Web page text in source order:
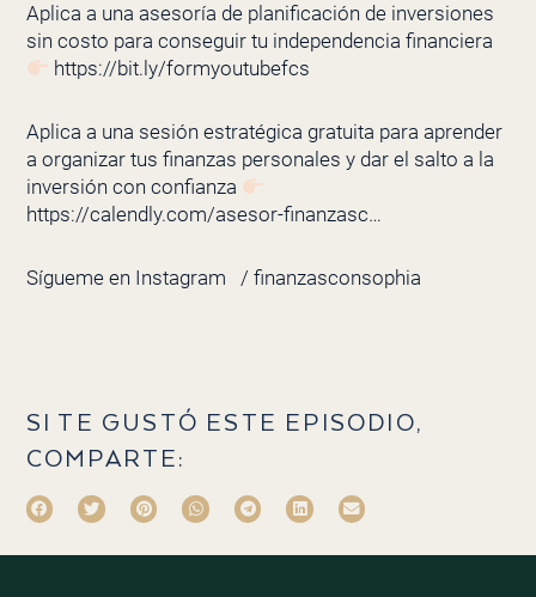
Aplica a una asesoría de planificación de inversiones
sin costo para conseguir tu independencia financiera
https://bit.ly/formyoutubefcs
Aplica a una sesión estratégica gratuita para aprender
a organizar tus finanzas personales y dar el salto a la
inversión con confianza
https://calendly.com/asesor-finanzasc…
Sígueme en Instagram / finanzasconsophia
SI TE GUSTÓ ESTE EPISODIO,
COMPARTE: